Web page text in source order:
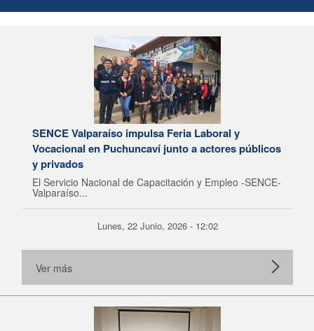
SENCE Valparaíso impulsa Feria Laboral y
Vocacional en Puchuncaví junto a actores públicos
y privados
El Servicio Nacional de Capacitación y Empleo -SENCE-
Valparaíso...
Lunes, 22 Junio, 2026 - 12:02
Ver más